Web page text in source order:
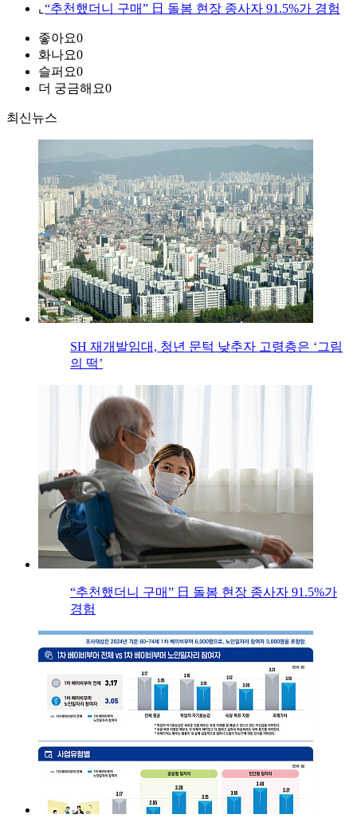
⌞ “추천했더니 구매” 日 돌봄 현장 종사자 91.5%가 경험
좋아요0
화나요0
슬퍼요0
더 궁금해요0
최신뉴스
SH 재개발임대, 청년 문턱 낮추자 고령층은 ‘그림
의 떡’
“추천했더니 구매” 日 돌봄 현장 종사자 91.5%가
경험